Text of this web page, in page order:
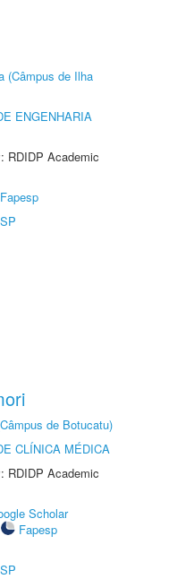
(Câmpus de Ilha
ENGENHARIA
RDIDP Academic
Fapesp
de Botucatu)
CLÍNICA MÉDICA
RDIDP Academic
Scholar
Fapesp